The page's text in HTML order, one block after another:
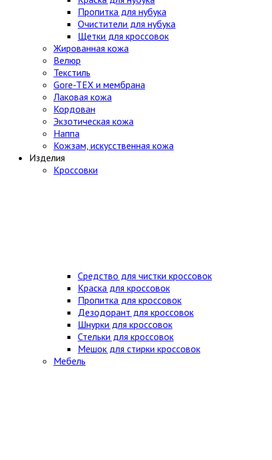
Пропитка для нубука
Очистители для нубука
Щетки для кроссовок
Жированная кожа
Велюр
Текстиль
Gore-TEX и мембрана
Лаковая кожа
Кордован
Экзотическая кожа
Наппа
Кожзам, искусственная кожа
Изделия
Кроссовки
Средство для чистки кроссовок
Краска для кроссовок
Пропитка для кроссовок
Дезодорант для кроссовок
Шнурки для кроссовок
Стельки для кроссовок
Мешок для стирки кроссовок
Мебель